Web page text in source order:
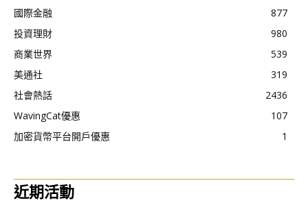
國際金融
877
投資理財
980
商業世界
539
美通社
319
社會熱話
2436
WavingCat優惠
107
加密貨幣平台開戶優惠
1
近期活動